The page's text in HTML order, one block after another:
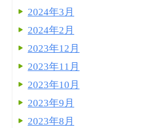
2024年3月
2024年2月
2023年12月
2023年11月
2023年10月
2023年9月
2023年8月